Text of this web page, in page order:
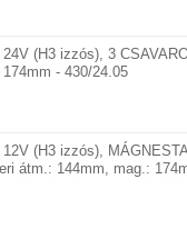
(H3 izzós), 3
- 430/24.05
(H3 izzós),
átm.: 144mm, mag.: